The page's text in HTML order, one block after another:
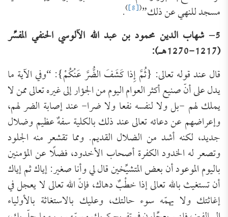
مسجد للنهي عن ذلك”(
[8]
)
.
5– شهاب الدين محمود بن عبد الله الآلوسي الحنفي المفسِّر
(
1217-1270
هـ):
قال عند قوله تعالى: {ثُمَّ إِذا كَشَفَ الضُّرَّ عَنْكُمْ}: “وفي الآية ما
يدل على أنّ صنيع أكثر العوام اليوم من الجؤار إلى غيره تعالى ممن لا
يملك لهم -بل ولا لنفسه نفعا ولا ضرا- عند إصابة الضر لهم،
وإعراضهم عن دعائه تعالى عند ذلك بالكلية سفهٌ عظيم وضلال
جديد، لكنه أشد من الضلال القديم. ومما تقشعر منه الجلود
وتصعر له الخدود الكفرة أصحاب الأخدود، فضلًا عن المؤمنين
باليوم الموعود أن بعض المتشيِّخين قال لي وأنا صغير: إياك ثم إياك
أن تستغيث بالله تعالى إذا خطْبٌ دهاك، فإنّ الله تعالى لا يعجل في
إغاثتك ولا يهمّه سوء حالتك، وعليك بالاستغاثة بالأولياء